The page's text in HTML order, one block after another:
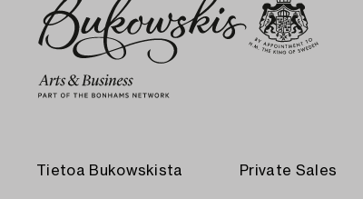
Tietoa Bukowskista Private Sales